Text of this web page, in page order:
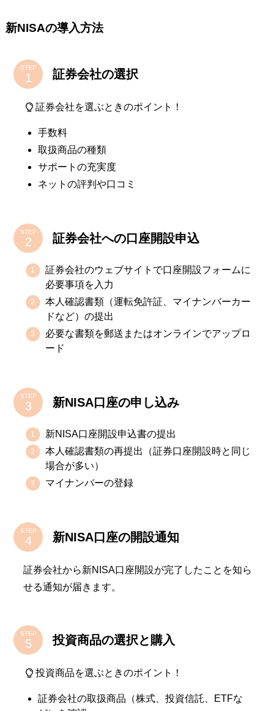
新NISAの導入方法
STEP 証券会社の選択
証券会社を選ぶときのポイント！
手数料
取扱商品の種類
サポートの充実度
ネットの評判や口コミ
STEP 証券会社への口座開設申込
証券会社のウェブサイトで口座開設フォームに
必要事項を入力
本人確認書類（運転免許証、マイナンバーカー
ドなど）の提出
必要な書類を郵送またはオンラインでアップロ
ード
STEP 新NISA口座の申し込み
新NISA口座開設申込書の提出
本人確認書類の再提出（証券口座開設時と同じ
場合が多い）
マイナンバーの登録
STEP 新NISA口座の開設通知
証券会社から新NISA口座開設が完了したことを知ら
せる通知が届きます。
STEP 投資商品の選択と購入
投資商品を選ぶときのポイント！
証券会社の取扱商品（株式、投資信託、ETFな